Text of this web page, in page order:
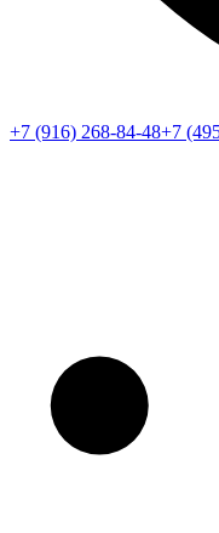
+7 (916) 268-84-48+7